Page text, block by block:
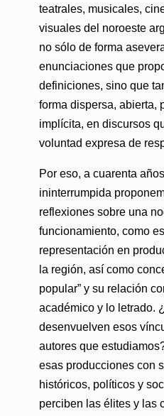
teatrales, musicales,
visuales del noroeste
no sólo de forma
enunciaciones que
definiciones, sino que
forma dispersa, abierta,
implícita, en discursos
voluntad expresa de
Por eso, a cuarenta
ininterrumpida
reflexiones sobre una
funcionamiento, como
representación en
la región, así como
popular” y su relación
académico y lo letrado.
desenvuelven esos
autores que
esas producciones con
históricos, políticos y
perciben las élites y las